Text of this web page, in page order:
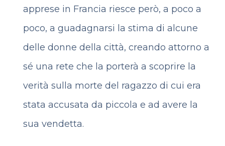
apprese in Francia riesce però, a poco a
poco, a guadagnarsi la stima di alcune
delle donne della città, creando attorno a
sé una rete che la porterà a scoprire la
verità sulla morte del ragazzo di cui era
stata accusata da piccola e ad avere la
sua vendetta.